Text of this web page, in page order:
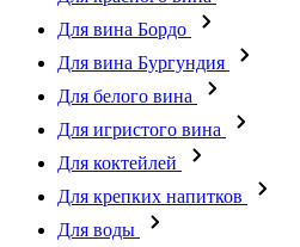
Для вина Бордо
Для вина Бургундия
Для белого вина
Для игристого вина
Для коктейлей
Для крепких напитков
Для воды